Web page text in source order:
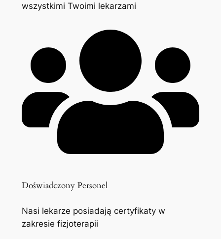
wszystkimi Twoimi lekarzami
Doświadczony Personel
Nasi lekarze posiadają certyfikaty w
zakresie fizjoterapii